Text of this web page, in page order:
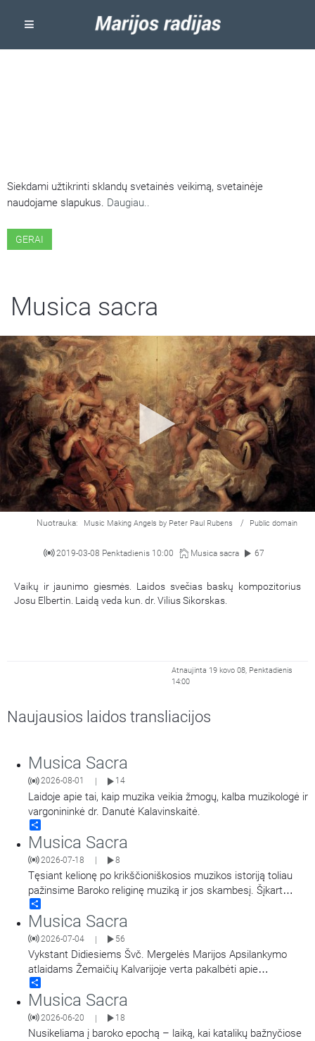
Siekdami užtikrinti sklandų svetainės veikimą, svetainėje
naudojame slapukus. Daugiau..
GERAI
Musica sacra
Nuotrauka: Music Making Angels by Peter Paul Rubens / Public domain
2019-03-08 Penktadienis 10:00 Musica sacra 67
Vaikų ir jaunimo giesmės. Laidos svečias baskų kompozitorius
Josu Elbertin. Laidą veda kun. dr. Vilius Sikorskas.
Atnaujinta 19 kovo 08, Penktadienis
14:00
Naujausios laidos transliacijos
Musica Sacra
2026-08-01 14
Laidoje apie tai, kaip muzika veikia žmogų, kalba muzikologė ir
vargonininkė dr. Danutė Kalavinskaitė.
Musica Sacra
2026-07-18 8
Tęsiant kelionę po krikščioniškosios muzikos istoriją toliau
pažinsime Baroko religinę muziką ir jos skambesį. Šįkart
pasinersime į oratorijos žanro istoriją, jos raidą ir skambesį
bei artimiau susipažinsime su vienu garsiausių šio žanro
kūrėjų – kompozitoriumi Georgu Friedrichu Händeliu. Laidą
veda - Sofija Venskūnaitė
…
Musica Sacra
2026-07-04 | 56
Vykstant Didiesiems Švč. Mergelės Marijos Apsilankymo
atlaidams Žemaičių Kalvarijoje verta pakalbėti apie
religinį/tautinį tapatumą, krikščioniškąją liaudies kultūrą, kurią
gražiausiai ir atspindi Žemaičių Kalvarijos kalnai. Kodėl ši
tradicija gyva beveik 400 metų? Kokie iššūkiai ištinka? Kokią
prasmę suteikia įrašymas į Lietuvos nematerialaus…
Musica Sacra
2026-06-20 | 18
Nusikeliama į baroko epochą – laiką, kai katalikų bažnyčiose